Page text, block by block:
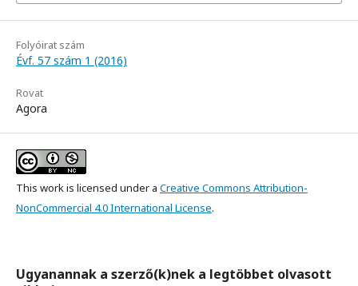
Folyóirat szám
Évf. 57 szám 1 (2016)
Rovat
Agora
This work is licensed under a Creative Commons Attribution-
NonCommercial 4.0 International License.
Ugyanannak a szerző(k)nek a legtöbbet olvasott